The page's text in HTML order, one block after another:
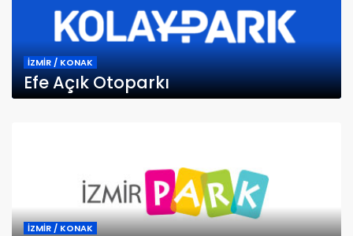
İZMİR / KONAK
Efe Açık Otoparkı
İZMİR / KONAK